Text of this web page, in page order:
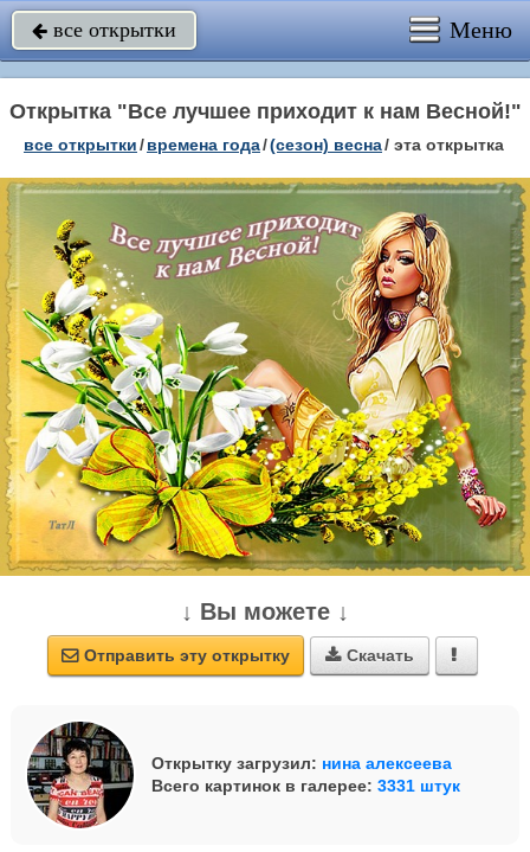
 все открытки Меню
Открытка "Все лучшее приходит к нам Весной!"
все открытки/времена года/(сезон) весна/ эта открытка
↓ Вы можете ↓
 Отправить эту открытку  Скачать 
Открытку загрузил: нина алексеева
Всего картинок в галерее: 3331 штук